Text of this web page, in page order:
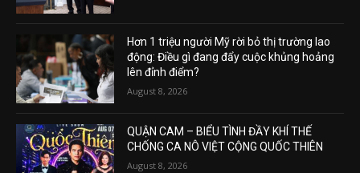
Hơn 1 triệu người Mỹ rời bỏ thị trường lao
động: Điều gì đang đẩy cuộc khủng hoảng
lên đỉnh điểm?
August 8, 2026
QUẬN CAM – BIỂU TÌNH ĐẦY KHÍ THẾ
CHỐNG CA NÔ VIỆT CỘNG QUỐC THIÊN
August 8, 2026